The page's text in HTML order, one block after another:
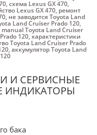
,схема Lexus GX 470,
Lexus GX 470, ремонт
, не заводится Toyota Land
Land Cruiser Prado 120,
manual Toyota Land Cruiser
120,характеристики
Toyota Land Cruiser Prado
,аккумулятор Toyota Land
И СЕРВИСНЫЕ
ИНДИКАТОРЫ
бака